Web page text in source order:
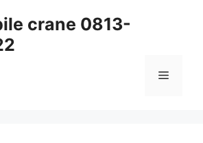
crane 0813-
Menu